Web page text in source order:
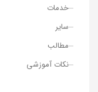
خدمات
سایر
مطالب
نکات آموزشی